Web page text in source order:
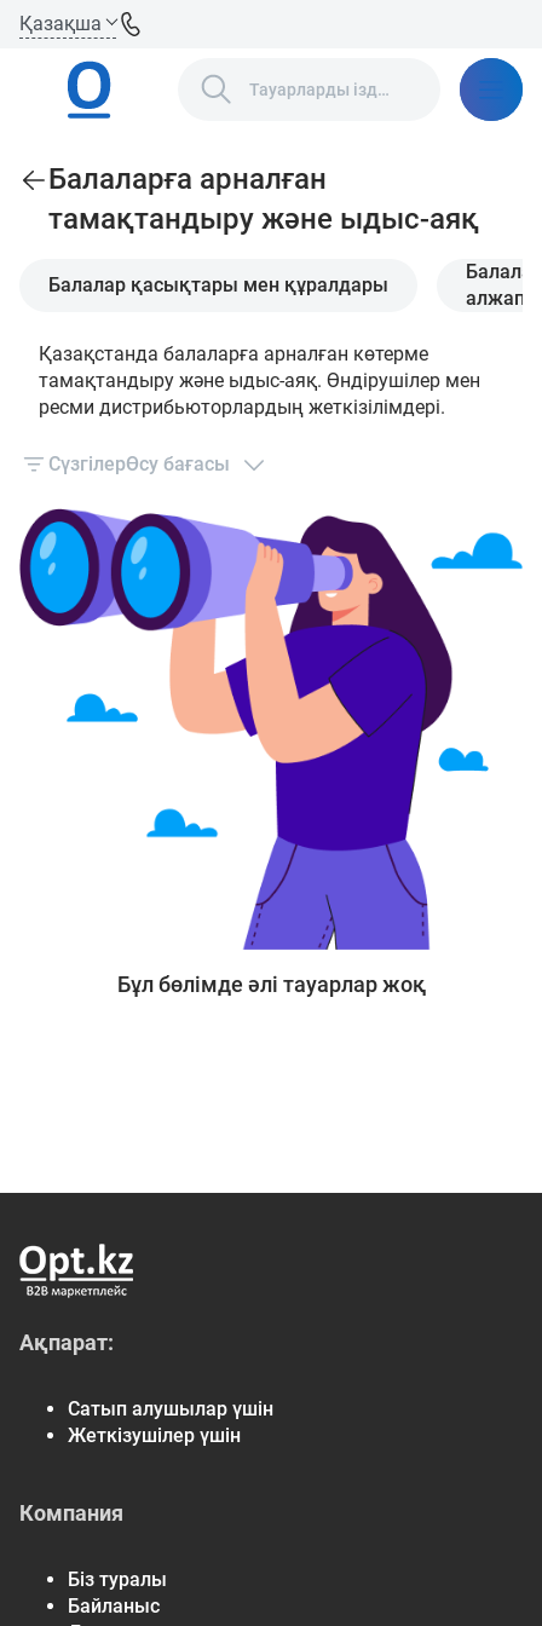
Қазақша
Балаларға арналған
тамақтандыру және ыдыс-аяқ
Балалар қасықтары мен құралдары
Қазақстанда балаларға арналған көтерме
тамақтандыру және ыдыс-аяқ. Өндірушілер мен
ресми дистрибьюторлардың жеткізілімдері.
СүзгілерӨсу бағасы
Бұл бөлімде әлі тауарлар жоқ
Ақпарат:
Сатып алушылар үшін
Жеткізушілер үшін
Компания
Біз туралы
Байланыс